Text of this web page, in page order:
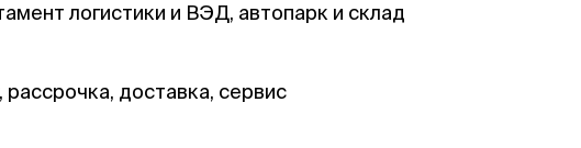
логистики и ВЭД, автопарк и склад
рассрочка, доставка, сервис